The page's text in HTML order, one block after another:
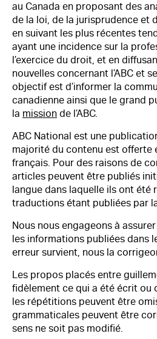
au Canada en proposant des
de la loi, de la jurisprudence et
en suivant les plus récentes
ayant une incidence sur la
l’exercice du droit, et en
nouvelles concernant l’ABC et
objectif est d’informer la
canadienne ainsi que le grand
la mission de l’ABC.
ABC National est une
majorité du contenu est offerte
français. Pour des raisons de
articles peuvent être publiés
langue dans laquelle ils ont été
traductions étant publiées par
Nous nous engageons à
les informations publiées dans
erreur survient, nous la
Les propos placés entre
fidèlement ce qui a été écrit ou
les répétitions peuvent être
grammaticales peuvent être
sens ne soit pas modifié.